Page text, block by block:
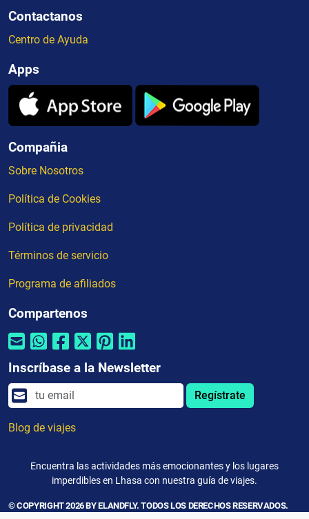
Contactanos
Centro de Ayuda
Apps
Compañia
Sobre Nosotros
Política de Cookies
Política de privacidad
Términos de servicio
Programa de afiliados
Compartenos
Inscríbase a la Newsletter
Regístrate
Blog de viajes
Encuentra las actividades más emocionantes y los lugares
imperdibles en Lhasa con nuestra guía de viajes.
© COPYRIGHT 2026 BY ELANDFLY. TODOS LOS DERECHOS RESERVADOS.